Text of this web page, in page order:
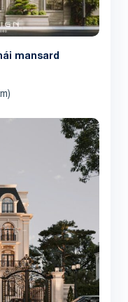
Share
mansard